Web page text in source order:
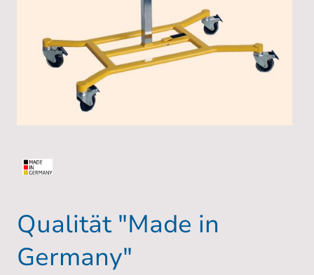
Qualität "Made in
Germany"